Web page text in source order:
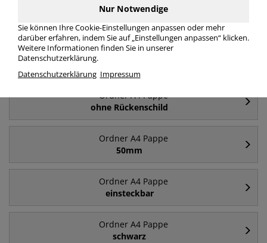
Ordner schmal A4
Häufig gesucht
Ordner A4 Pappe
ohne Rückenschild
Ordner A4 Pappe
50mm
Ordner A4 Pappe
einsteckbar
Ordner A4 Pappe
schwarz
Nur Notwendige
Sie können Ihre Cookie-Einstellungen anpassen oder mehr
darüber erfahren, indem Sie auf „Einstellungen anpassen“ klicken.
Weitere Informationen finden Sie in unserer
Datenschutzerklärung.
Datenschutzerklärung Impressum